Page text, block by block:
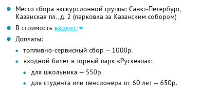
Место сбора экскурсионной группы: Санкт-Петербург,
Казанская пл., д. 2 (парковка за Казанским собором)
В стоимость входит:
Доплаты:
топливно-сервисный сбор — 1000р.
входной билет в горный парк «Рускеала»:
для школьника — 550р.
для студента или пенсионера от 60 лет — 650р.